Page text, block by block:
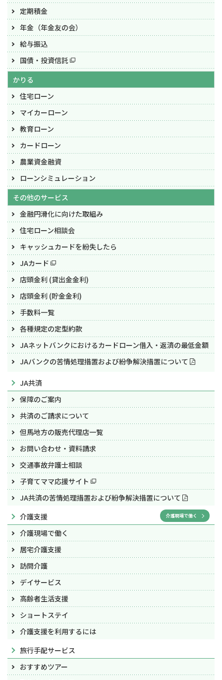
定期積金
年金（年金友の会）
給与振込
国債・投資信託
かりる
住宅ローン
マイカーローン
教育ローン
カードローン
農業資金融資
ローンシミュレーション
その他のサービス
金融円滑化に向けた取組み
住宅ローン相談会
キャッシュカードを紛失したら
JAカード
店頭金利 (貸出金金利)
店頭金利 (貯金金利)
手数料一覧
各種規定の定型約款
JAネットバンクにおけるカードローン借入・返済の最低金額
JAバンクの苦情処理措置および紛争解決措置について
JA共済
保障のご案内
共済のご請求について
但馬地方の販売代理店一覧
お問い合わせ・資料請求
交通事故弁護士相談
子育てママ応援サイト
JA共済の苦情処理措置および紛争解決措置について
介護支援
介護現場で働く
介護現場で働く
居宅介護支援
訪問介護
デイサービス
高齢者生活支援
ショートステイ
介護支援を利用するには
旅行手配サービス
おすすめツアー